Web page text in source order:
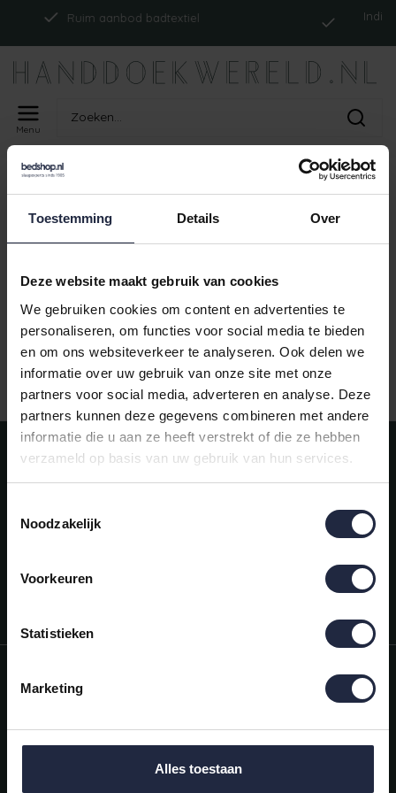
Toestemming Details Over
Deze website maakt gebruik van cookies
We gebruiken cookies om content en advertenties te
personaliseren, om functies voor social media te bieden
en om ons websiteverkeer te analyseren. Ook delen we
informatie over uw gebruik van onze site met onze
partners voor social media, adverteren en analyse. Deze
partners kunnen deze gegevens combineren met andere
informatie die u aan ze heeft verstrekt of die ze hebben
verzameld op basis van uw gebruik van hun services.
Noodzakelijk
Voorkeuren
Statistieken
Marketing
Alles toestaan
Ruim aanbod badtextiel Indien
Menu
Home
PRODUCTEN GETAGD MET
ISM_CAWÖCAMPUS959_ANTHRAZIT
Geen producten gevonden!
Ruim aanbod badtextiel
Meld je aan voor onze nieuwsbrief!
AANMELDEN
Mijn account
Categorieën